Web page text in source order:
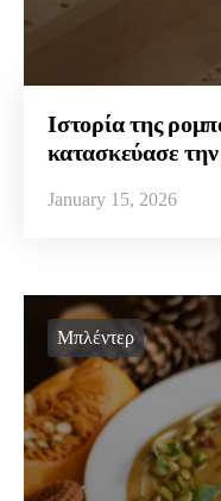
Ιστορία της
κατασκεύασε
January 15, 2026
Μπλέντερ